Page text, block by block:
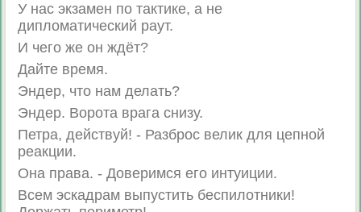
У нас экзамен по тактике, а не
дипломатический раут.
И чего же он ждёт?
Дайте время.
Эндер, что нам делать?
Эндер. Ворота врага снизу.
Петра, действуй! - Разброс велик для цепной
реакции.
Она права. - Доверимся его интуиции.
Всем эскадрам выпустить беспилотники!